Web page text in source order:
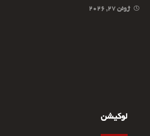
ژوئن ۲۷, ۲۰۲۶
لوکیشن